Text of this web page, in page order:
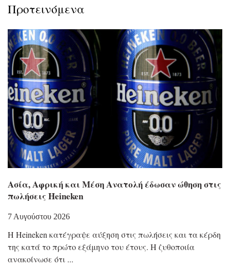
Προτεινόμενα
Ασία, Αφρική και Μέση Ανατολή έδωσαν ώθηση στις
πωλήσεις Heineken
7 Αυγούστου 2026
Η Heineken κατέγραψε αύξηση στις πωλήσεις και τα κέρδη
της κατά το πρώτο εξάμηνο του έτους. Η ζυθοποιία
ανακοίνωσε ότι